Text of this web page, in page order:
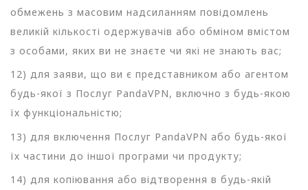
обмежень з масовим надсиланням повідомлень
великій кількості одержувачів або обміном вмістом
з особами, яких ви не знаєте чи які не знають вас;
12) для заяви, що ви є представником або агентом
будь-якої з Послуг PandaVPN, включно з будь-якою
їх функціональністю;
13) для включення Послуг PandaVPN або будь-якої
їх частини до іншої програми чи продукту;
14) для копіювання або відтворення в будь-якій